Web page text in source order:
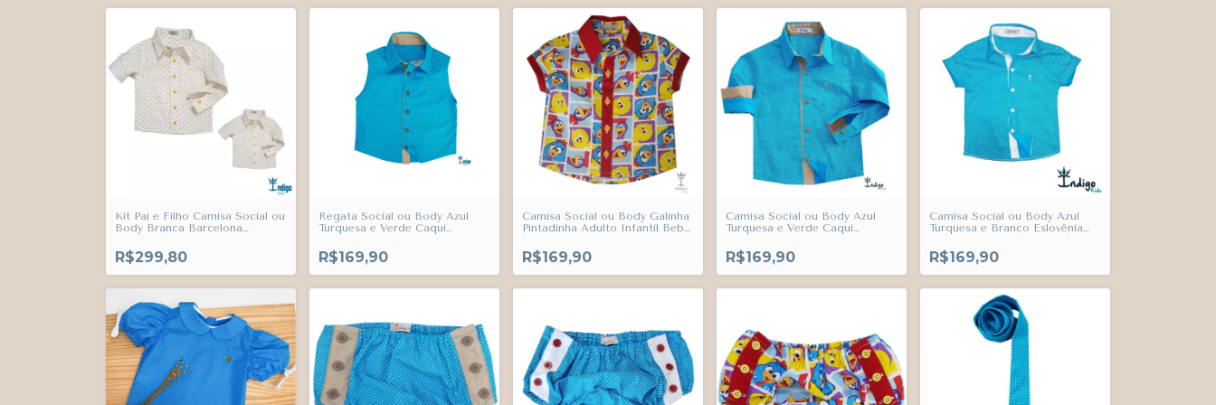
Kit Pai e Filho Camisa Social ou
Body Branca Barcelona
R$299,80
Regata Social ou Body Azul
Turquesa e Verde Caqui
Bebê Índigo Trend
R$169,90
Camisa Social ou Body Galinha
Pintadinha Adulto Infantil Bebê
R$169,90
Camisa Social ou Body Azul
Turquesa e Verde Caqui
Bebê Índigo Trend
R$169,90
Camisa Social ou Body Azul
Turquesa e Branco Eslovênia
Trend
R$169,90